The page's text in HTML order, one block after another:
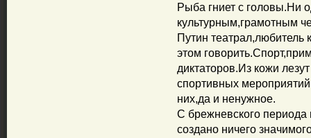
Рыба гниет с головы.Ни
культурным,грамотным
Путин
этом
диктаторов.Из кожи
спортивных
них,да и ненужное.
С брежневского периода
создано ничего